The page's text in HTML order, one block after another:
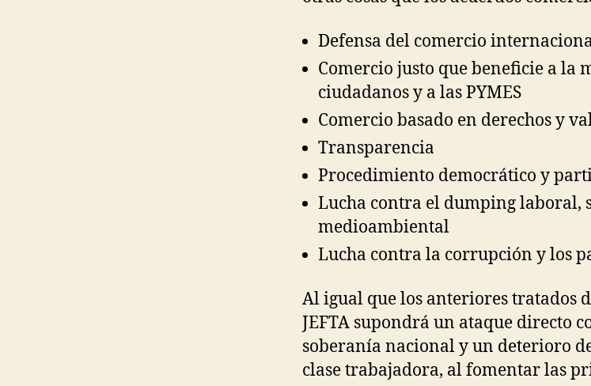
Defensa del comercio
Comercio justo que beneficie a la
ciudadanos y a las PYMES
Comercio basado en derechos y
Transparencia
Procedimiento democrático y
Lucha contra el dumping laboral,
medioambiental
Lucha contra la corrupción y los
Al igual que los anteriores tratados
JEFTA supondrá un ataque directo
soberanía nacional y un deterioro
clase trabajadora, al fomentar las